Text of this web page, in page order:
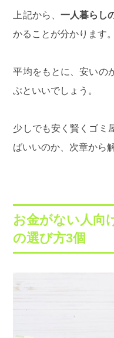
上記から、 一人暮らし
かることが分かります。
平均をもとに、安いの
ぶといいでしょう。
少しでも安く賢くゴミ
ばいいのか、次章から
お金がない人向
の選び方3個